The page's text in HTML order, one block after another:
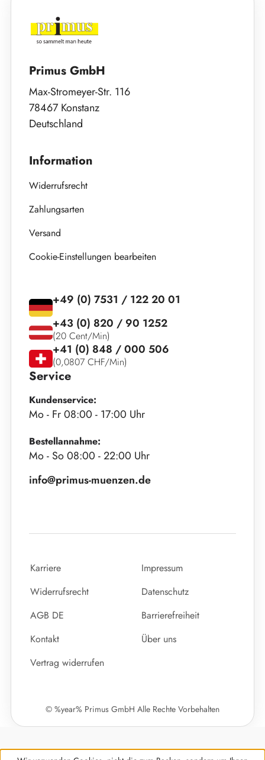
Primus GmbH
Max-Stromeyer-Str. 116
78467 Konstanz
Deutschland
Information
Widerrufsrecht
Zahlungsarten
Versand
Cookie-Einstellungen bearbeiten
Service
Kundenservice:
Mo - Fr 08:00 - 17:00 Uhr
Bestellannahme:
Mo - So 08:00 - 22:00 Uhr
info@primus-muenzen.de
+49 (0) 7531 / 122 20 01
+43 (0) 820 / 90 1252
(20 Cent/Min)
+41 (0) 848 / 000 506
(0,0807 CHF/Min)
Karriere
Impressum
Widerrufsrecht
Datenschutz
AGB DE
Barrierefreiheit
Kontakt
Über uns
Vertrag widerrufen
© %year% Primus GmbH Alle Rechte Vorbehalten